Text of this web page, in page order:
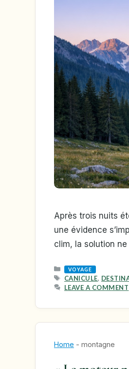
Après trois nuits
une évidence
clim, la solution
CATEGORIES
VOYAGE
TAGS
CANICULE,
LEAVE A COMMENT
Home - montagne